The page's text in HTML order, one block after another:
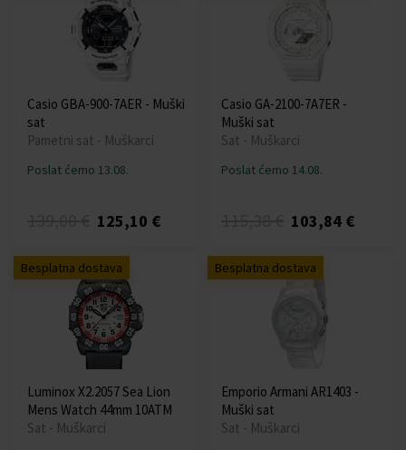
Casio GBA-900-7AER - Muški
sat
Pametni sat - Muškarci
Poslat ćemo 13.08.
125,10 €
Casio GA-2100-7A7ER -
Muški sat
Sat - Muškarci
Poslat ćemo 14.08.
103,84 €
Besplatna dostava
Luminox X2.2057 Sea Lion
Mens Watch 44mm 10ATM
Sat - Muškarci
Besplatna dostava
Emporio Armani AR1403 -
Muški sat
Sat - Muškarci